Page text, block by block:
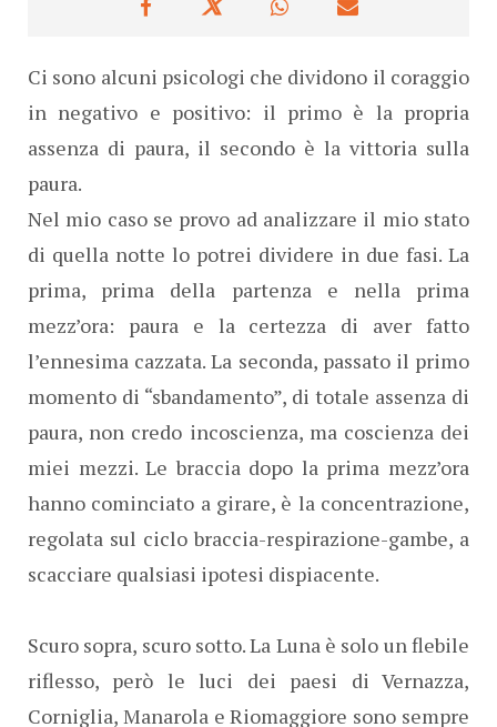
Ci sono alcuni psicologi che dividono il coraggio
in negativo e positivo: il primo è la propria
assenza di paura, il secondo è la vittoria sulla
paura.
Nel mio caso se provo ad analizzare il mio stato
di quella notte lo potrei dividere in due fasi. La
prima, prima della partenza e nella prima
mezz’ora: paura e la certezza di aver fatto
l’ennesima cazzata. La seconda, passato il primo
momento di “sbandamento”, di totale assenza di
paura, non credo incoscienza, ma coscienza dei
miei mezzi. Le braccia dopo la prima mezz’ora
hanno cominciato a girare, è la concentrazione,
regolata sul ciclo braccia-respirazione-gambe, a
scacciare qualsiasi ipotesi dispiacente.
Scuro sopra, scuro sotto. La Luna è solo un flebile
riflesso, però le luci dei paesi di Vernazza,
Corniglia, Manarola e Riomaggiore sono sempre